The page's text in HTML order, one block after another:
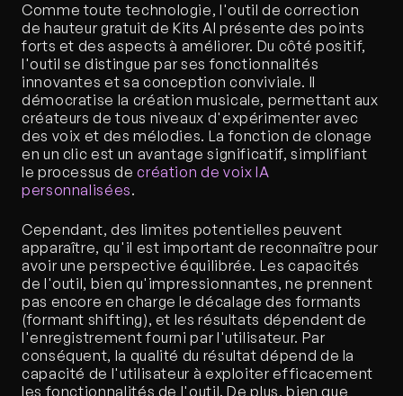
Comme toute technologie, l'outil de correction
de hauteur gratuit de Kits AI présente des points
forts et des aspects à améliorer. Du côté positif,
l'outil se distingue par ses fonctionnalités
innovantes et sa conception conviviale. Il
démocratise la création musicale, permettant aux
créateurs de tous niveaux d'expérimenter avec
des voix et des mélodies. La fonction de clonage
en un clic est un avantage significatif, simplifiant
le processus de création de voix IA
personnalisées.
Cependant, des limites potentielles peuvent
apparaître, qu'il est important de reconnaître pour
avoir une perspective équilibrée. Les capacités
de l'outil, bien qu'impressionnantes, ne prennent
pas encore en charge le décalage des formants
(formant shifting), et les résultats dépendent de
l'enregistrement fourni par l'utilisateur. Par
conséquent, la qualité du résultat dépend de la
capacité de l'utilisateur à exploiter efficacement
les fonctionnalités de l'outil. De plus, bien que